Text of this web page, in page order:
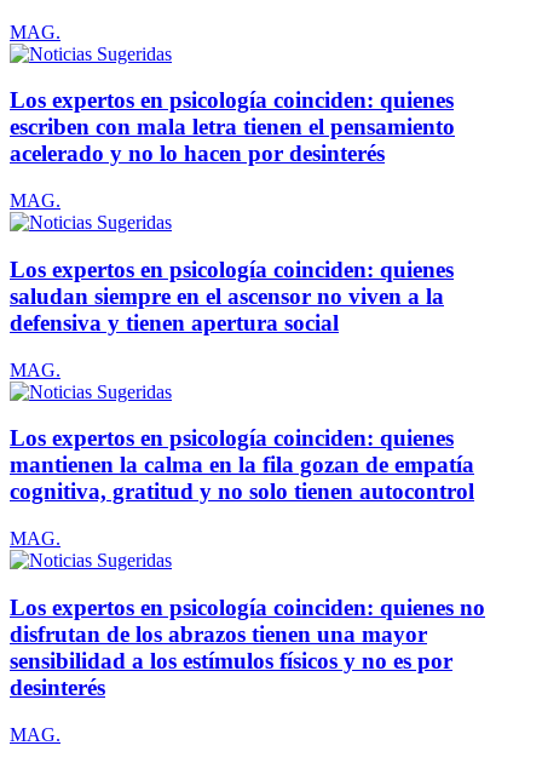
MAG.
Los expertos en psicología coinciden: quienes
escriben con mala letra tienen el pensamiento
acelerado y no lo hacen por desinterés
MAG.
Los expertos en psicología coinciden: quienes
saludan siempre en el ascensor no viven a la
defensiva y tienen apertura social
MAG.
Los expertos en psicología coinciden: quienes
mantienen la calma en la fila gozan de empatía
cognitiva, gratitud y no solo tienen autocontrol
MAG.
Los expertos en psicología coinciden: quienes no
disfrutan de los abrazos tienen una mayor
sensibilidad a los estímulos físicos y no es por
desinterés
MAG.